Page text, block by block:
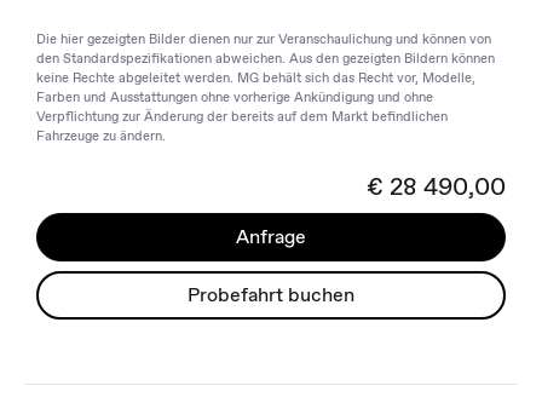
Die hier gezeigten Bilder dienen nur zur Veranschaulichung und können von
den Standardspezifikationen abweichen. Aus den gezeigten Bildern können
keine Rechte abgeleitet werden. MG behält sich das Recht vor, Modelle,
Farben und Ausstattungen ohne vorherige Ankündigung und ohne
Verpflichtung zur Änderung der bereits auf dem Markt befindlichen
Fahrzeuge zu ändern.
€ 28 490,00
Anfrage
Probefahrt buchen